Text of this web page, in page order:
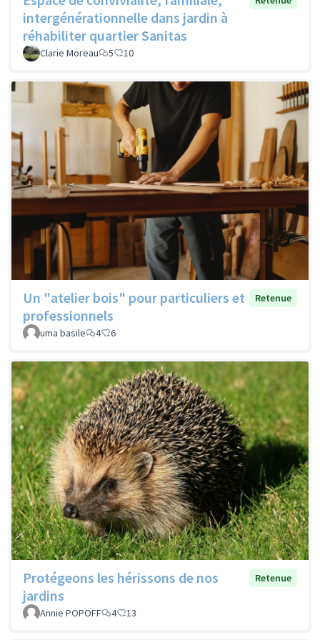
intergénérationnelle dans jardin à
réhabiliter quartier Sanitas
Clarie Moreau 5 10
Un "atelier bois" pour particuliers et
professionnels
Retenue
uma basile 4 6
Protégeons les hérissons de nos
jardins
Retenue
Annie POPOFF 4 13